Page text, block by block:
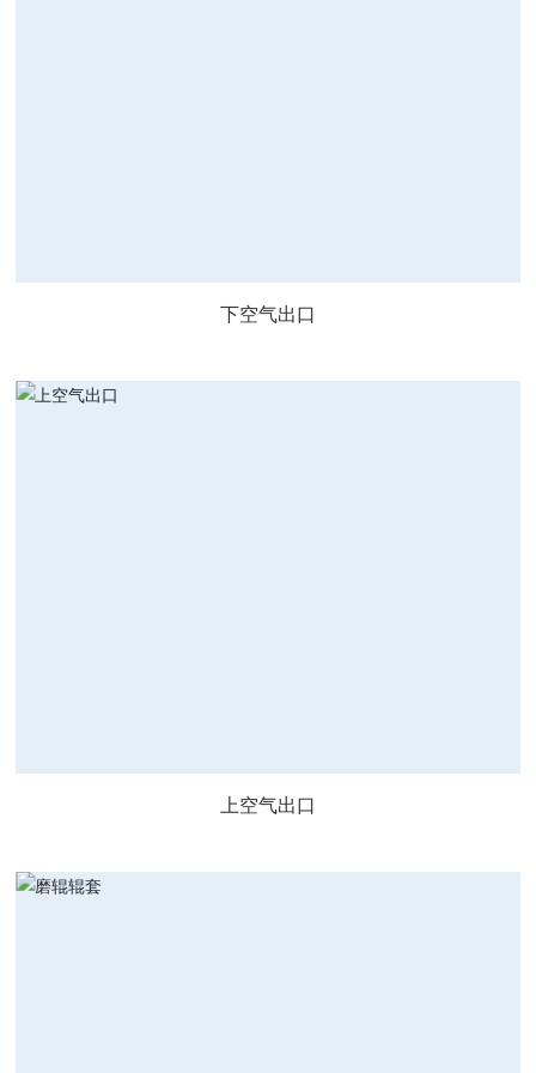
下空气出口
上空气出口